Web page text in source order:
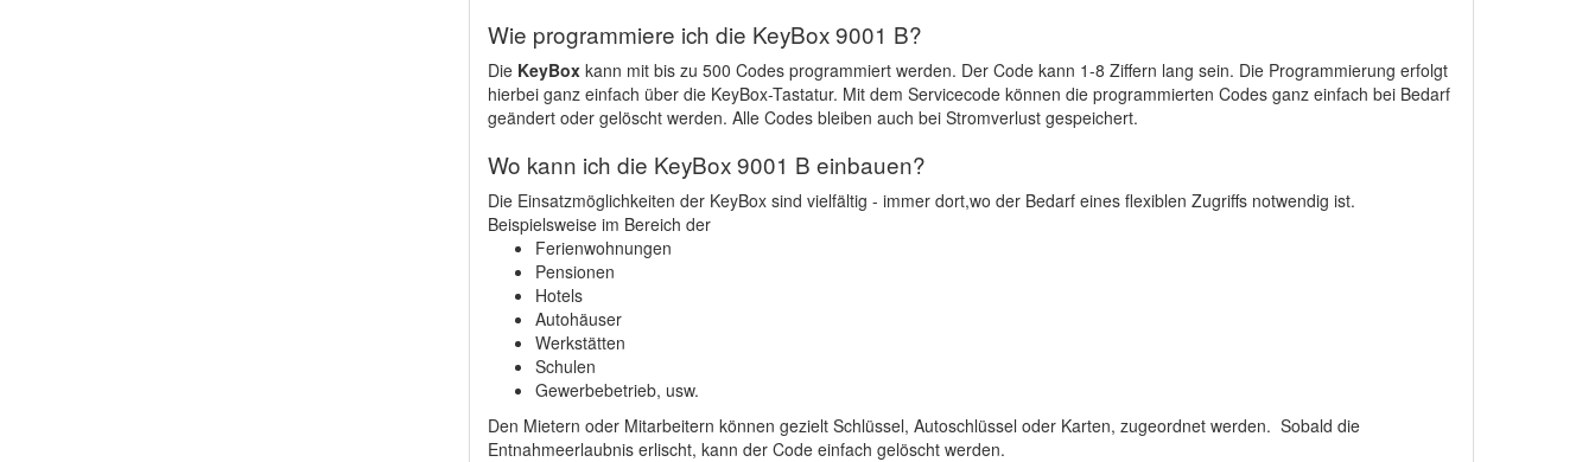
Wie programmiere ich die KeyBox 9001 B?
Die KeyBoxkann mit bis zu 500 Codes programmiert werden. Der Code kann 1-8 Ziffern lang sein. Die Programmierung erfolgt
hierbei ganz einfach über die KeyBox-Tastatur. Mit dem Servicecode können die programmierten Codes ganz einfach bei Bedarf
geändert oder gelöscht werden. Alle Codes bleiben auch bei Stromverlust gespeichert.
Wo kann ich die KeyBox 9001 B einbauen?
Die Einsatzmöglichkeiten der KeyBox sind vielfältig - immer dort,wo der Bedarf eines flexiblen Zugriffs notwendig ist.
Beispielsweise im Bereich der
Ferienwohnungen
Pensionen
Hotels
Autohäuser
Werkstätten
Schulen
Gewerbebetrieb, usw.
Den Mietern oder Mitarbeitern können gezielt Schlüssel, Autoschlüssel oder Karten, zugeordnet werden. Sobald die
Entnahmeerlaubnis erlischt, kann der Code einfach gelöscht werden.